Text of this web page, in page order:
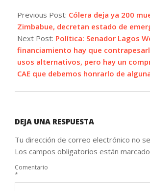
12-
04
Previous Post: Cólera deja ya 200
Zimbabue, decretan estado de
Next Post: Política: Senador Lagos
financiamiento hay que
usos alternativos, pero hay un
CAE que debemos honrarlo de
DEJA UNA RESPUESTA
Tu dirección de correo electrónico no
Los campos obligatorios están
Comentario
*